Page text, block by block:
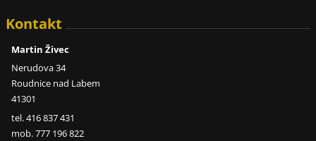
Kontakt
Martin Živec
Nerudova 34
Roudnice nad Labem
41301
tel. 416 837 431
mob. 777 196 822